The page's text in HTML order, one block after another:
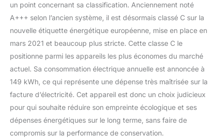
un point concernant sa classification. Anciennement noté
A+++ selon l’ancien système, il est désormais classé C sur la
nouvelle étiquette énergétique européenne, mise en place en
mars 2021 et beaucoup plus stricte. Cette classe C le
positionne parmi les appareils les plus économes du marché
actuel. Sa consommation électrique annuelle est annoncée à
149 kWh, ce qui représente une dépense très maîtrisée sur la
facture d’électricité. Cet appareil est donc un choix judicieux
pour qui souhaite réduire son empreinte écologique et ses
dépenses énergétiques sur le long terme, sans faire de
compromis sur la performance de conservation.